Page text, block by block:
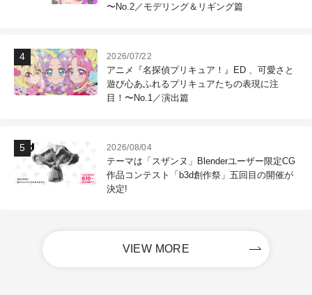
〜No.2／モデリング＆リギング篇
2026/07/22
アニメ『名探偵プリキュア！』ED 、可愛さと
遊び心あふれるプリキュアたちの表現に注
目！〜No.1／演出篇
2026/08/04
テーマは「スザンヌ」Blenderユーザー限定CG
作品コンテスト「b3d創作祭」五回目の開催が
決定!
VIEW MORE